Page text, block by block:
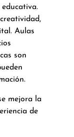
Aulas
son
mejora la
de